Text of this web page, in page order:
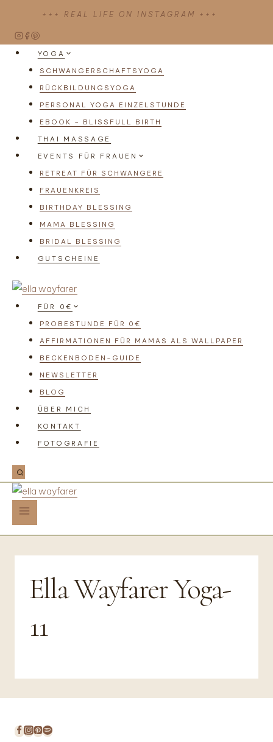
springen
+++ REAL LIFE ON INSTAGRAM +++
YOGA
SCHWANGERSCHAFTSYOGA
RÜCKBILDUNGSYOGA
PERSONAL YOGA EINZELSTUNDE
EBOOK – BLISSFULL BIRTH
THAI MASSAGE
EVENTS FÜR FRAUEN
RETREAT FÜR SCHWANGERE
FRAUENKREIS
BIRTHDAY BLESSING
MAMA BLESSING
BRIDAL BLESSING
GUTSCHEINE
FÜR 0€
PROBESTUNDE FÜR 0€
AFFIRMATIONEN FÜR MAMAS ALS WALLPAPER
BECKENBODEN-GUIDE
NEWSLETTER
BLOG
ÜBER MICH
KONTAKT
FOTOGRAFIE
Ella Wayfarer Yoga-
11